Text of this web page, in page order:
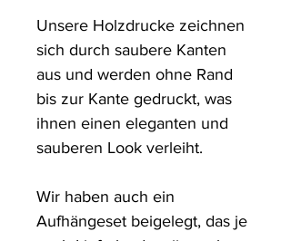
Unsere Holzdrucke zeichnen
sich durch saubere Kanten
aus und werden ohne Rand
bis zur Kante gedruckt, was
ihnen einen eleganten und
sauberen Look verleiht.
Wir haben auch ein
Aufhängeset beigelegt, das je